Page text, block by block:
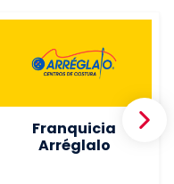
Franquicia
Arréglalo